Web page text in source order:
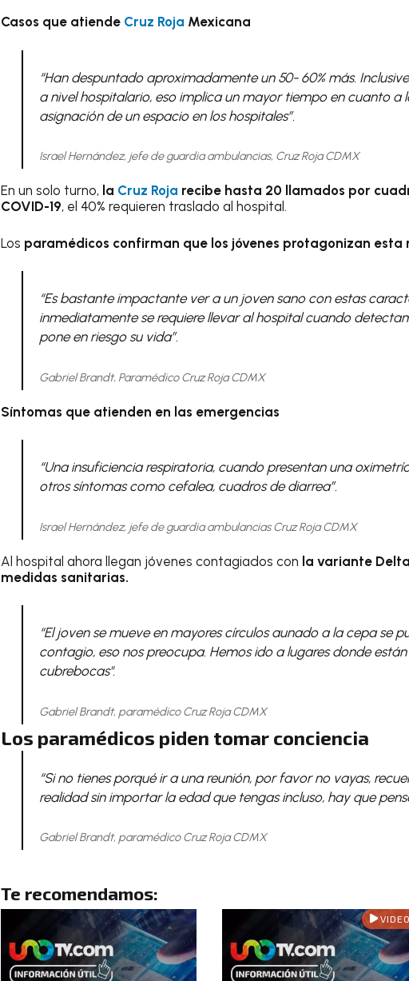
Casos que atiende Cruz Roja Mexicana
“Han despuntado aproximadamente un 50- 60% más.
a nivel hospitalario, eso implica un mayor tiempo en cuanto a
asignación de un espacio en los hospitales”.
Israel Hernández, jefe de guardia ambulancias, Cruz Roja CDMX
En un solo turno, la Cruz Roja recibe hasta 20 llamados por
COVID-19, el 40% requieren traslado al hospital.
Los paramédicos confirman que los jóvenes protagonizan esta
“Es bastante impactante ver a un joven sano con estas
inmediatamente se requiere llevar al hospital cuando
pone en riesgo su vida”.
Gabriel Brandt, Paramédico Cruz Roja CDMX
Síntomas que atienden en las emergencias
“Una insuficiencia respiratoria, cuando presentan una
otros síntomas como cefalea, cuadros de diarrea”.
Israel Hernández, jefe de guardia ambulancias Cruz Roja CDMX
Al hospital ahora llegan jóvenes contagiados con la variante Delta
medidas sanitarias.
“El joven se mueve en mayores círculos aunado a la cepa se
contagio, eso nos preocupa. Hemos ido a lugares donde
cubrebocas".
Gabriel Brandt, paramédico Cruz Roja CDMX
Los paramédicos piden tomar conciencia
“Si no tienes porqué ir a una reunión, por favor no vayas,
realidad sin importar la edad que tengas incluso, hay que
Gabriel Brandt, paramédico Cruz Roja CDMX
Te recomendamos:
VIDEO